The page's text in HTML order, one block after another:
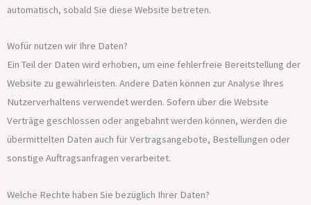
automatisch, sobald Sie diese Website betreten.
Wofür nutzen wir Ihre Daten?
Ein Teil der Daten wird erhoben, um eine fehlerfreie Bereitstellung der
Website zu gewährleisten. Andere Daten können zur Analyse Ihres
Nutzerverhaltens verwendet werden. Sofern über die Website
Verträge geschlossen oder angebahnt werden können, werden die
übermittelten Daten auch für Vertragsangebote, Bestellungen oder
sonstige Auftragsanfragen verarbeitet.
Welche Rechte haben Sie bezüglich Ihrer Daten?